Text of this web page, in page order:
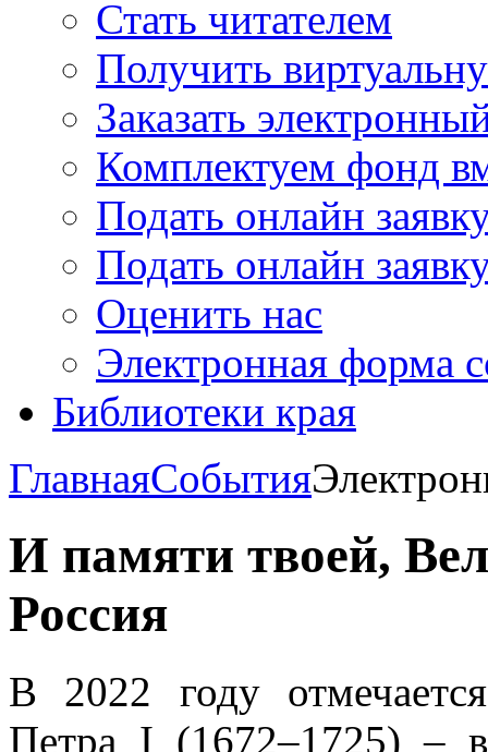
Стать читателем
Получить
Заказать
Комплектуем фонд
Подать онлайн
Подать онлайн
Оценить нас
Электронная форма
Библиотеки края
ГлавнаяСобытия
И памяти твоей,
Россия
В 2022 году
Петра I (1672‒1725) –